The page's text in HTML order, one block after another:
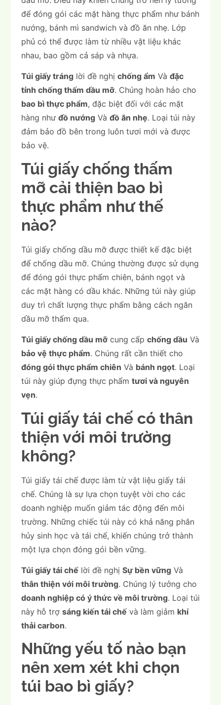
để đóng gói các mặt hàng thực phẩm như bánh
nướng, bánh mì sandwich và đồ ăn nhẹ. Lớp
phủ có thể được làm từ nhiều vật liệu khác
nhau, bao gồm cả sáp và nhựa.
Túi giấy tránglời đề nghị chống ẩm Và đặc
tính chống thấm dầu mỡ. Chúng hoàn hảo cho
bao bì thực phẩm, đặc biệt đối với các mặt
hàng như đồ nướngVà đồ ăn nhẹ. Loại túi này
đảm bảo đồ bên trong luôn tươi mới và được
bảo vệ.
Túi giấy chống thấm
mỡ cải thiện bao bì
thực phẩm như thế
nào?
Túi giấy chống dầu mỡ được thiết kế đặc biệt
để chống dầu mỡ. Chúng thường được sử dụng
để đóng gói thực phẩm chiên, bánh ngọt và
các mặt hàng có dầu khác. Những túi này giúp
duy trì chất lượng thực phẩm bằng cách ngăn
dầu mỡ thấm qua.
Túi giấy chống dầu mỡcung cấp chống dầu Và
bảo vệ thực phẩm. Chúng rất cần thiết cho
đóng gói thực phẩm chiên Và bánh ngọt. Loại
túi này giúp đựng thực phẩm tươi và nguyên
vẹn.
Túi giấy tái chế có thân
thiện với môi trường
không?
Túi giấy tái chế được làm từ vật liệu giấy tái
chế. Chúng là sự lựa chọn tuyệt vời cho các
doanh nghiệp muốn giảm tác động đến môi
trường. Những chiếc túi này có khả năng phân
hủy sinh học và tái chế, khiến chúng trở thành
một lựa chọn đóng gói bền vững.
Túi giấy tái chếlời đề nghị Sự bền vữngVà
thân thiện với môi trường. Chúng lý tưởng cho
doanh nghiệp có ý thức về môi trường. Loại túi
này hỗ trợ sáng kiến tái chếvà làm giảm khí
thải carbon.
Những yếu tố nào bạn
nên xem xét khi chọn
túi bao bì giấy?